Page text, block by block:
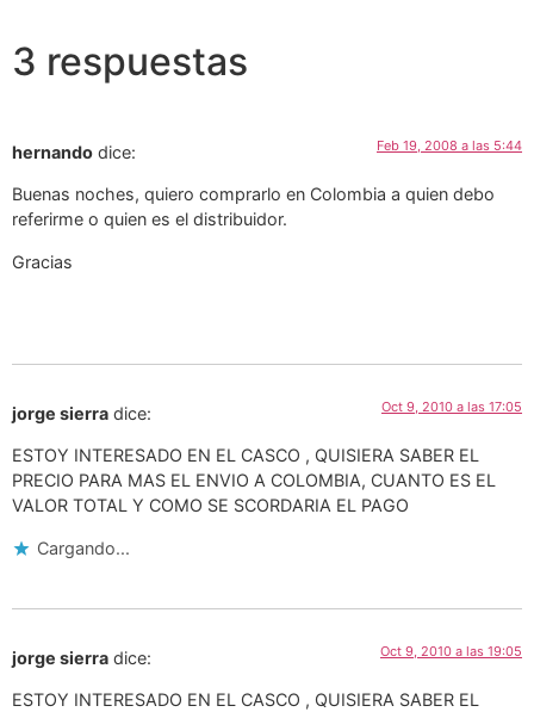
3 respuestas
hernando dice: Feb 19, 2008 a las 5:44
Buenas noches, quiero comprarlo en Colombia a quien debo
referirme o quien es el distribuidor.
Gracias
jorge sierra dice: Oct 9, 2010 a las 17:05
ESTOY INTERESADO EN EL CASCO , QUISIERA SABER EL
PRECIO PARA MAS EL ENVIO A COLOMBIA, CUANTO ES EL
VALOR TOTAL Y COMO SE SCORDARIA EL PAGO
Cargando...
jorge sierra dice: Oct 9, 2010 a las 19:05
ESTOY INTERESADO EN EL CASCO , QUISIERA SABER EL